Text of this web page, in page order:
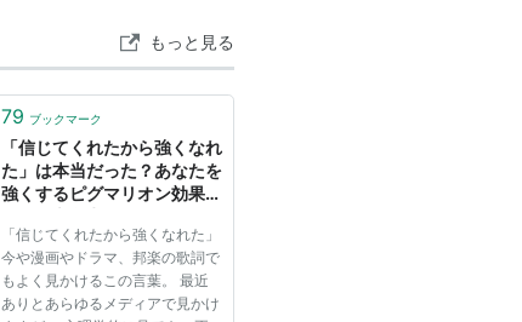
もっと見る
79 ブックマーク
「信じてくれたから強くなれ
た」は本当だった？あなたを
強くするピグマリオン効果と
（跡地）
「信じてくれたから強くなれた」
今や漫画やドラマ、邦楽の歌詞で
もよく見かけるこの言葉。 最近
ありとあらゆるメディアで見かけ